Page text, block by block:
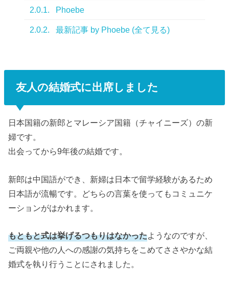
2.0.1. Phoebe
2.0.2. 最新記事 by Phoebe (全て見る)
友人の結婚式に出席しました
日本国籍の新郎とマレーシア国籍（チャイニーズ）の新
婦です。
出会ってから9年後の結婚です。
新郎は中国語ができ、新婦は日本で留学経験があるため
日本語が流暢です。どちらの言葉を使ってもコミュニケ
ーションがはかれます。
もともと式は挙げるつもりはなかったようなのですが、
ご両親や他の人への感謝の気持ちをこめてささやかな結
婚式を執り行うことにされました。